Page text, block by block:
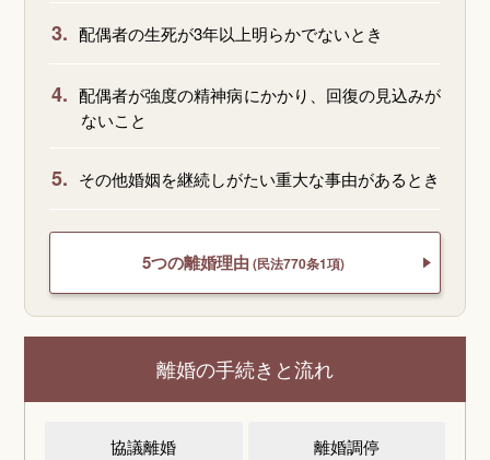
3. 配偶者の生死が3年以上明らかでないとき
4. 配偶者が強度の精神病にかかり、回復の見込みが
ないこと
5. その他婚姻を継続しがたい重大な事由があるとき
5つの離婚理由 (民法770条1項)
離婚の手続きと流れ
協議離婚 離婚調停